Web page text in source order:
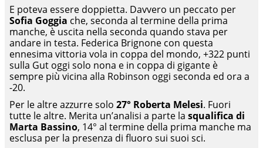
E poteva essere doppietta. Davvero un peccato per
Sofia Goggia che, seconda al termine della prima
manche, è uscita nella seconda quando stava per
andare in testa. Federica Brignone con questa
ennesima vittoria vola in coppa del mondo, +322 punti
sulla Gut oggi solo nona e in coppa di gigante è
sempre più vicina alla Robinson oggi seconda ed ora a
-20.
Per le altre azzurre solo 27° Roberta Melesi. Fuori
tutte le altre. Merita un’analisi a parte la squalifica di
Marta Bassino, 14° al termine della prima manche ma
esclusa per la presenza di fluoro sui suoi sci.